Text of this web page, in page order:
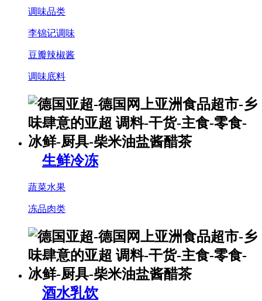
调味品类
李锦记调味
豆瓣辣椒酱
调味底料
生鲜冷冻
蔬菜水果
冻品肉类
酒水乳饮